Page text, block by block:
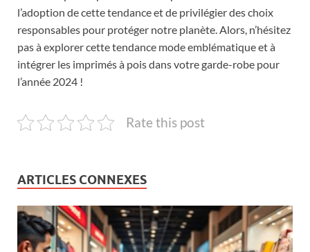
l’adoption de cette tendance et de privilégier des choix
responsables pour protéger notre planète. Alors, n’hésitez
pas à explorer cette tendance mode emblématique et à
intégrer les imprimés à pois dans votre garde-robe pour
l’année 2024 !
Rate this post
ARTICLES CONNEXES